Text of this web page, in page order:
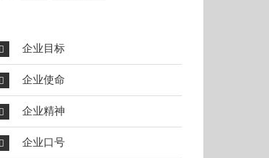
企业目标
企业使命
企业精神
企业口号